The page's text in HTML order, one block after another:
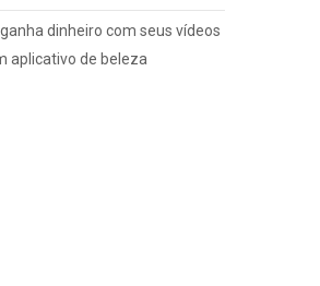
dinheiro com seus vídeos
aplicativo de beleza